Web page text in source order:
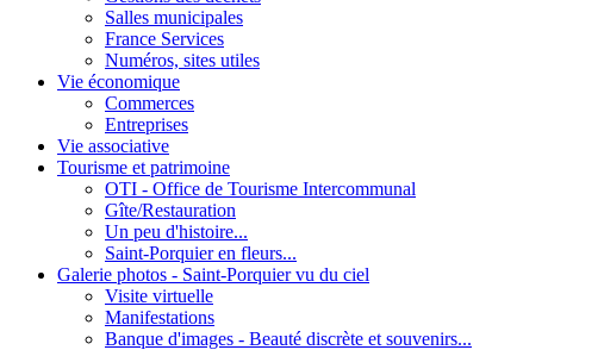
Salles municipales
France Services
Numéros, sites utiles
Vie économique
Commerces
Entreprises
Vie associative
Tourisme et patrimoine
OTI - Office de Tourisme Intercommunal
Gîte/Restauration
Un peu d'histoire...
Saint-Porquier en fleurs...
Galerie photos - Saint-Porquier vu du ciel
Visite virtuelle
Manifestations
Banque d'images - Beauté discrète et souvenirs...